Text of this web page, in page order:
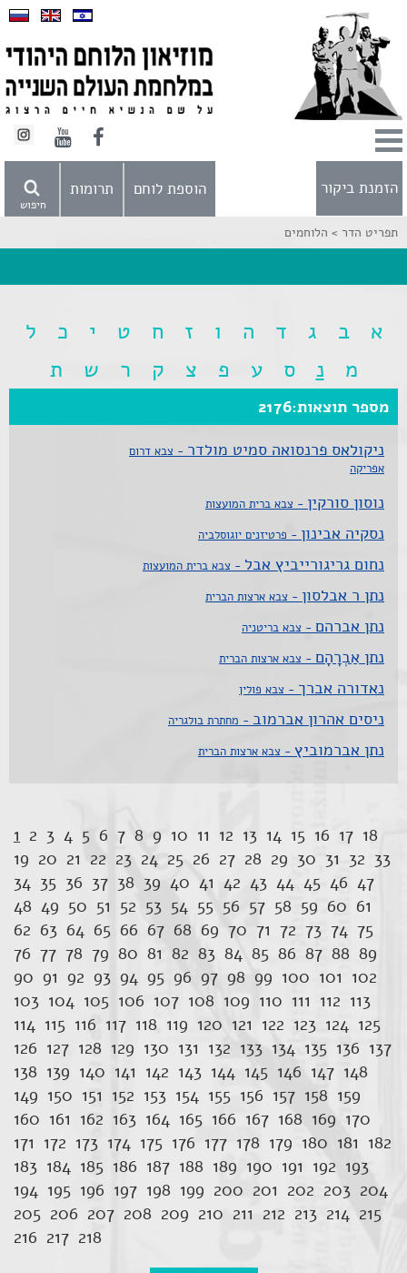
הזמנת ביקור
חיפוש
הוספת לוחם תרומות
תפריט הדר > הלוחמים
א ב ג ד ה ו ז ח ט י כ
ל
מ
נ ס ע פ צ ק ר ש ת
מספר תוצאות:2176
ניקולאס פרנסואה סמיט מולדר - צבא דרום
אפריקה
נוסון סורקין - צבא ברית המועצות
נסקיה אבינון - פרטיזנים יוגוסלביה
נחום גריגורייביץ אבל - צבא ברית המועצות
נתן ר אבלסון - צבא ארצות הברית
נתן אברהם - צבא בריטניה
נתן אַבְרָהָם - צבא ארצות הברית
נאדורה אברך - צבא פולין
ניסים אהרון אברמוב - מחתרת בולגריה
נתן אברמוביץ - צבא ארצות הברית
1 2 3 4 5 6 7 8 9 10 11 12 13 14 15 16 17 18
19 20 21 22 23 24 25 26 27 28 29 30 31 32 33
34 35 36 37 38 39 40 41 42 43 44 45 46 47
48 49 50 51 52 53 54 55 56 57 58 59 60 61
62 63 64 65 66 67 68 69 70 71 72 73 74 75
76 77 78 79 80 81 82 83 84 85 86 87 88 89
90 91 92 93 94 95 96 97 98 99 100 101 102
103 104 105 106 107 108 109 110 111 112 113
114 115 116 117 118 119 120 121 122 123 124 125
126 127 128 129 130 131 132 133 134 135 136 137
138 139 140 141 142 143 144 145 146 147 148
149 150 151 152 153 154 155 156 157 158 159
160 161 162 163 164 165 166 167 168 169 170
171 172 173 174 175 176 177 178 179 180 181 182
183 184 185 186 187 188 189 190 191 192 193
194 195 196 197 198 199 200 201 202 203 204
205 206 207 208 209 210 211 212 213 214 215
216 217 218